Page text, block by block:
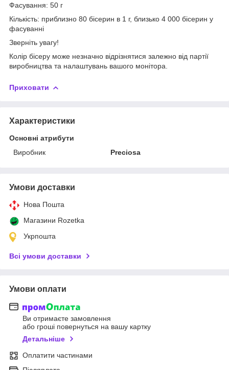
Фасування: 50 г
Кількість: приблизно 80 бісерин в 1 г, близько 4 000 бісерин у
фасуванні
Зверніть увагу!
Колір бісеру може незначно відрізнятися залежно від партії
виробництва та налаштувань вашого монітора.
Приховати
Характеристики
Основні атрибути
Виробник
Preciosa
Умови доставки
Нова Пошта
Магазини Rozetka
Укрпошта
Всі умови доставки
Умови оплати
Ви отримаєте замовлення
або гроші повернуться на вашу картку
Детальніше
Оплатити частинами